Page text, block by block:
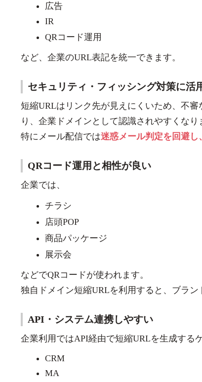
広告
IR
QRコード運用
など、企業のURL表記を統一できます。
セキュリティ・フィッシング対策に活
短縮URLはリンク先が見えにくいため、不
り、企業ドメインとして認識されやすくなり
特にメール配信では迷惑メール判定を回避し
QRコード運用と相性が良い
企業では、
チラシ
店頭POP
商品パッケージ
展示会
などでQRコードが使われます。
独自ドメイン短縮URLを利用すると、ブラン
API・システム連携しやすい
企業利用ではAPI経由で短縮URLを生成する
CRM
MA